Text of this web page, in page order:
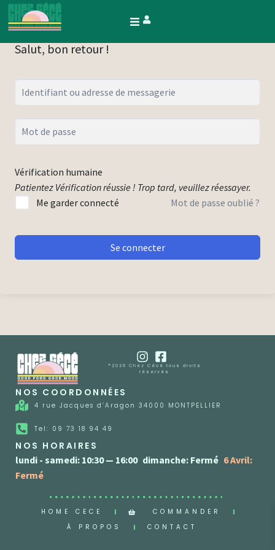
Salut, bon retour !
Vérification humaine
Patientez Vérification réussie ! Trop tard, veuillez réessayer.
Me garder connecté
Mot de passe oublié ?
Se connecter
®2026 Chez Cécé tous droits
réservés
NOS COORDONNÉES
4 rue Jacques d’Aragon 34000 MONTPELLIER
Tel: 09 73 18 94 49
NOS HORAIRES
lundi - samedi: 10:30 — 16:00, dimanche: Fermé 6 Avril:
Fermé
HOME CECE
COMMANDER
À PROPOS
CONTACT